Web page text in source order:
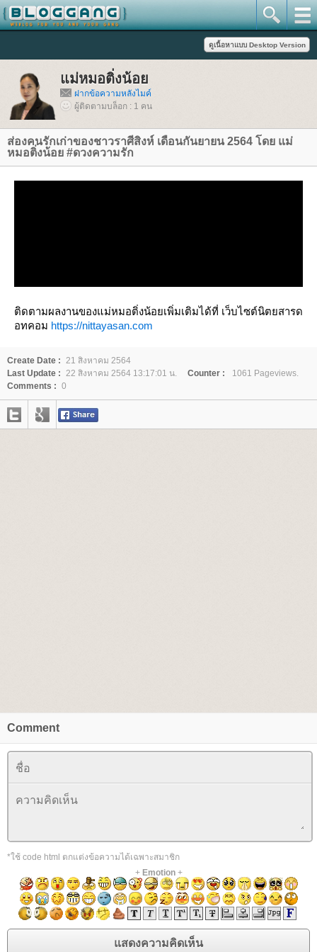
ม่หมอติ่งน้อ
ฝากข้อความหลังไมค์
ผู้ติดตามบล็อก : 1 คน
ส่องคนรักเก่าของชาวราศีสิงห์ เดือนกันยายน 2564 โดย แม่
หมอติ่งน้อย #ดวงความรัก
ติดตามผลงานของแม่หมอติ่งน้อยเพิ่มเติมได้ที่ เว็บไซต์นิตยสารด
อทคอม https://nittayasan.com
Create Date : 21 สิงหาคม 2564
Last Update : 22 สิงหาคม 2564 13:17:01 น. Counter :
1061 Pageviews.
Comments : 0
Comment
*ใช้ code html ตกแต่งข้อความได้เฉพาะสมาชิก
+ Emotion+